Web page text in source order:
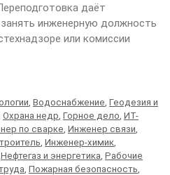
даёт
инженерную должность
или комиссии
Водоснабжение Геодезия и
Охрана недр Горное дело ИТ-
по сварке Инженер связи
Инженер-химик
Нефтегаз и энергетика Рабочие
Пожарная безопасность